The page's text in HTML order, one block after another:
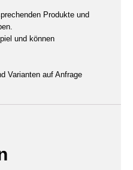
Produkte und
und können
Varianten auf Anfrage